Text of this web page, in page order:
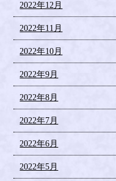
2022年12月
2022年11月
2022年10月
2022年9月
2022年8月
2022年7月
2022年6月
2022年5月